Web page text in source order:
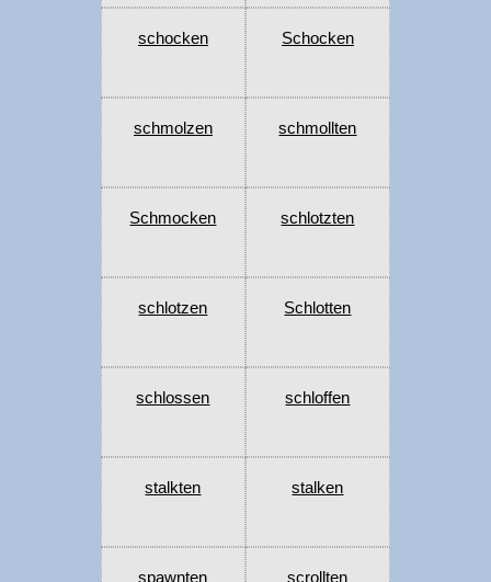
schocken Schocken
schmolzen schmollten
Schmocken schlotzten
schlotzen Schlotten
schlossen schloffen
stalkten stalken
spawnten scrollten